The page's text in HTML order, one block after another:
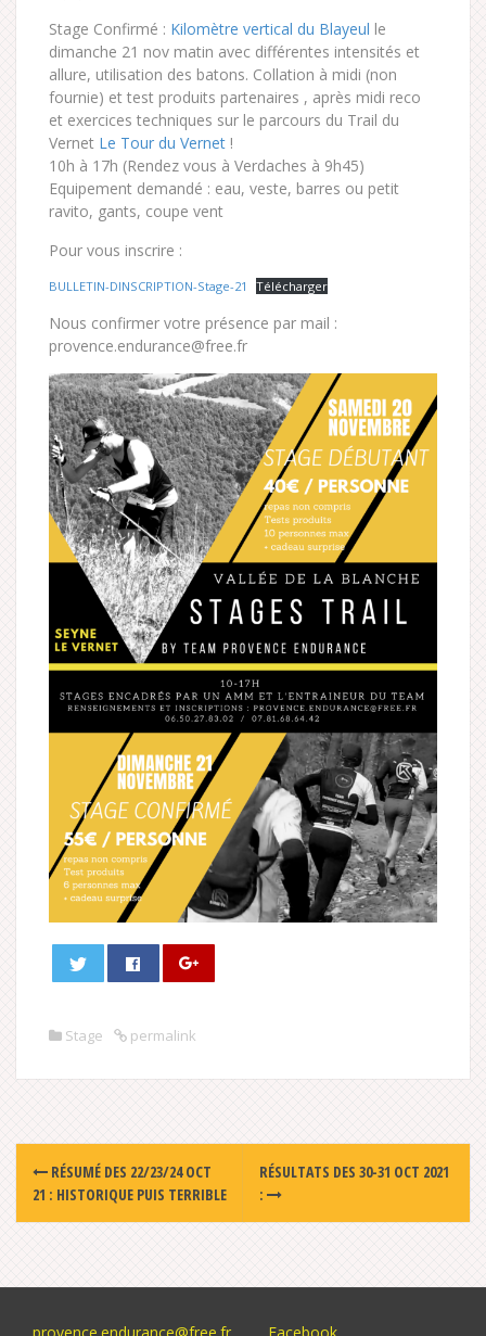
Stage Confirmé : Kilomètre vertical du Blayeul le
dimanche 21 nov matin avec différentes intensités et
allure, utilisation des batons. Collation à midi (non
fournie) et test produits partenaires , après midi reco
et exercices techniques sur le parcours du Trail du
Vernet Le Tour du Vernet !
10h à 17h (Rendez vous à Verdaches à 9h45)
Equipement demandé : eau, veste, barres ou petit
ravito, gants, coupe vent
Pour vous inscrire :
BULLETIN-DINSCRIPTION-Stage-21 Télécharger
Nous confirmer votre présence par mail :
provence.endurance@free.fr
Stage permalink
Post
navigation
RÉSUMÉ DES 22/23/24 OCT
21 : HISTORIQUE PUIS TERRIBLE
RÉSULTATS DES 30-31 OCT 2021
: